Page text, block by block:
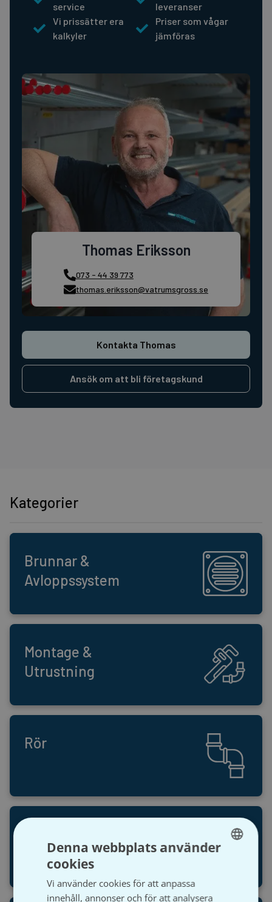
service
leveranser
Vi prissätter era
kalkyler
Priser som vågar
jämföras
Thomas Eriksson
073 - 44 39 773
thomas.eriksson@vatrumsgross.se
Kontakta Thomas
Ansök om att bli företagskund
Kategorier
Brunnar &
Avloppssystem
Montage &
Utrustning
Rör
Kopplingar
Denna webbplats använder
cookies
Vi använder cookies för att anpassa
innehåll, annonser och för att analysera